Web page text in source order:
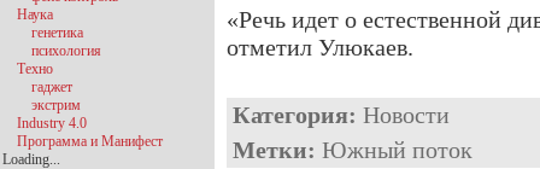
«Речь идет о естественной
отметил Улюкаев.
Категория: Новости
Метки: Южный поток
Наука
генетика
психология
Техно
гаджет
экстрим
Industry 4.0
Программа и Манифест
Loading...